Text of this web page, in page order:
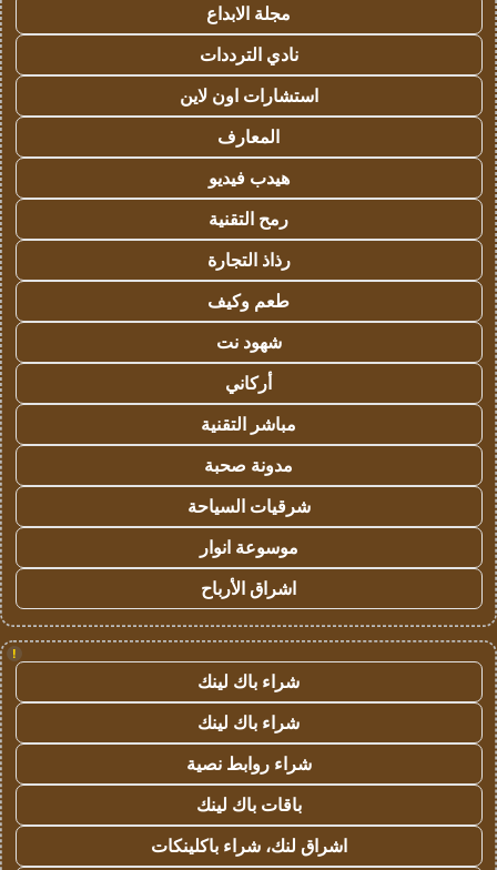
مجلة الابداع
نادي الترددات
استشارات اون لاين
المعارف
هيدب فيديو
رمح التقنية
رذاذ التجارة
طعم وكيف
شهود نت
أركاني
مباشر التقنية
مدونة صحبة
شرقيات السياحة
موسوعة انوار
اشراق الأرباح
!
شراء باك لينك
شراء باك لينك
شراء روابط نصية
باقات باك لينك
اشراق لنك، شراء باكلينكات